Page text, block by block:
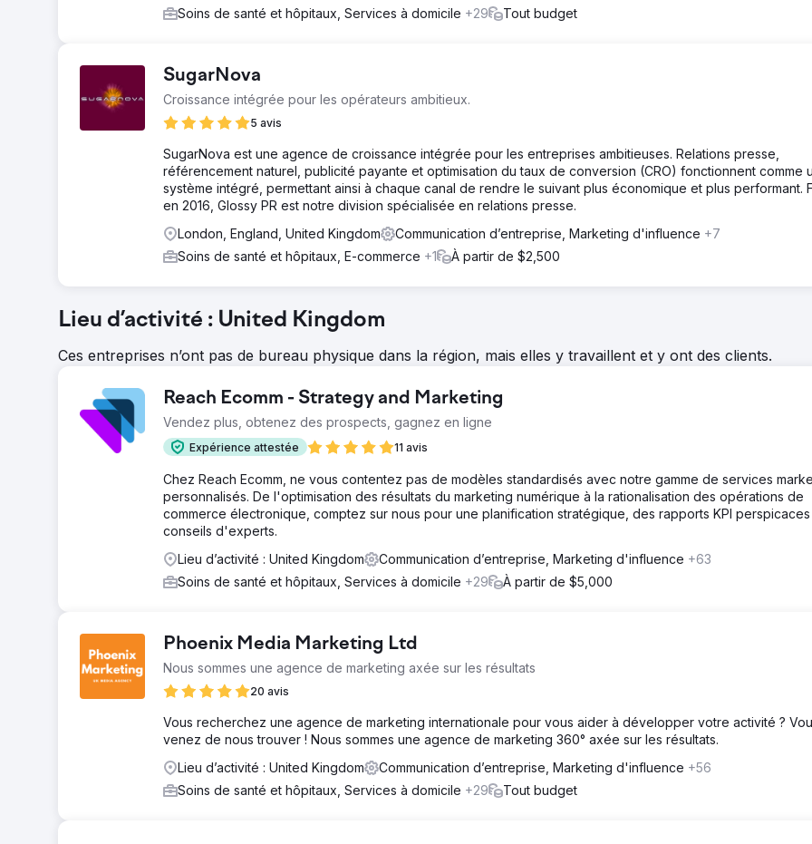
Soins de santé et hôpitaux, Services à domicile +29 Tout budget
SugarNova
Croissance intégrée pour les opérateurs ambitieux.
5 avis
SugarNova est une agence de croissance intégrée pour les entreprises ambitieuses. Relations presse,
référencement naturel, publicité payante et optimisation du taux de conversion (CRO) fonctionnent comme
système intégré, permettant ainsi à chaque canal de rendre le suivant plus économique et plus performant.
en 2016, Glossy PR est notre division spécialisée en relations presse.
London, England, United Kingdom
Communication d’entreprise, Marketing d'influence +7
Soins de santé et hôpitaux, E-commerce +1 À partir de $2,500
Lieu d’activité : United Kingdom
Ces entreprises n’ont pas de bureau physique dans la région, mais elles y travaillent et y ont des clients.
Reach Ecomm - Strategy and Marketing
Vendez plus, obtenez des prospects, gagnez en ligne
Expérience attestée 11 avis
Chez Reach Ecomm, ne vous contentez pas de modèles standardisés avec notre gamme de services
personnalisés. De l'optimisation des résultats du marketing numérique à la rationalisation des opérations de
commerce électronique, comptez sur nous pour une planification stratégique, des rapports KPI
conseils d'experts.
Lieu d’activité : United Kingdom
Communication d’entreprise, Marketing d'influence +63
Soins de santé et hôpitaux, Services à domicile +29 À partir de $5,000
Phoenix Media Marketing Ltd
Nous sommes une agence de marketing axée sur les résultats
20 avis
Vous recherchez une agence de marketing internationale pour vous aider à développer votre activité ?
venez de nous trouver ! Nous sommes une agence de marketing 360° axée sur les résultats.
Lieu d’activité : United Kingdom
Communication d’entreprise, Marketing d'influence +56
Soins de santé et hôpitaux, Services à domicile +29 Tout budget